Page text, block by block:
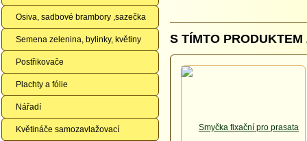
Osiva, sadbové brambory ,sazečka
Semena zelenina, bylinky, květiny
Postřikovače
Plachty a fólie
Nářadí
Květináče samozavlažovací
S TÍMTO